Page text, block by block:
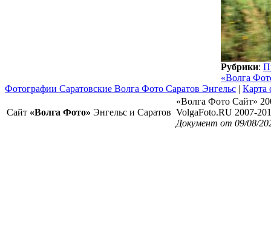
Рубрики:
«Волга
Фотографии Саратовские Волга Фото Саратов Энгельс | Карта
Сайт «Волга Фото» Энгельс и Саратов
«Волга Фото Сайт»
VolgaFoto.RU 2007-
Документ от 09/08/